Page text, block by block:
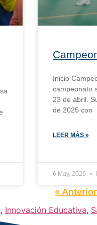
Inicio
campeonato
23 de abril.
de 2025 con
LEER MÁS »
6 May, 2026
« Anterior
, Innovación Educativa,